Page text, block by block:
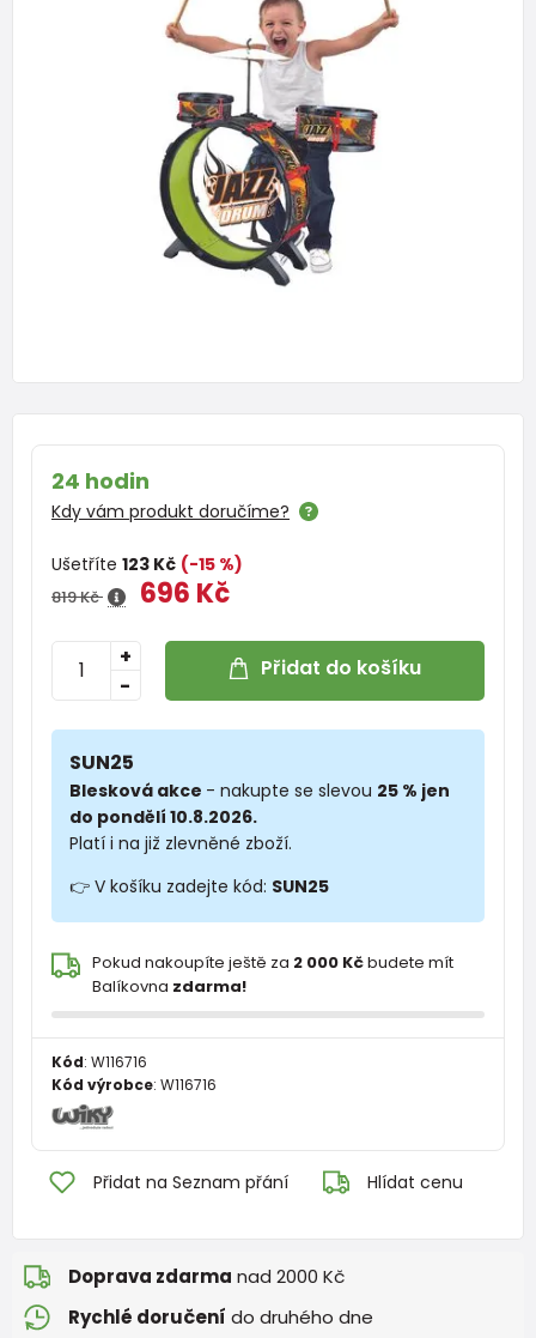
24 hodin
Kdy vám produkt doručíme?
Ušetříte 123 Kč (-15 %)
819 Kč 696 Kč
-
+ Přidat do košíku
SUN25
Blesková akce - nakupte se slevou 25 % jen
do pondělí 10.8.2026.
Platí i na již zlevněné zboží.
👉 V košíku zadejte kód: SUN25
Pokud nakoupíte ještě za 2 000 Kčbudete mít
Balíkovna zdarma!
Kód: W116716
Kód výrobce: W116716
Přidat na Seznam přání Hlídat cenu
Doprava zdarma nad 2000 Kč
Rychlé doručení do druhého dne